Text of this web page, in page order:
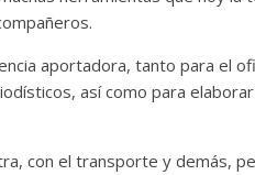
aportadora, tanto para el
así como para
con el transporte y demás,